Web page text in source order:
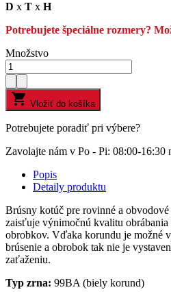
D x T x H
Potrebujete špeciálne rozmery?
Množstvo
 Vložiť do košíka
Potrebujete poradiť pri výbere?
Zavolajte nám v Po - Pi: 08:00-16:30
Popis
Detaily produktu
Brúsny kotúč pre rovinné a
zaisťuje výnimočnú kvalitu
obrobkov. Vďaka korundu je možné
brúsenie a obrobok tak nie je
zaťaženiu.
Typ zrna: 99BA (biely korund)